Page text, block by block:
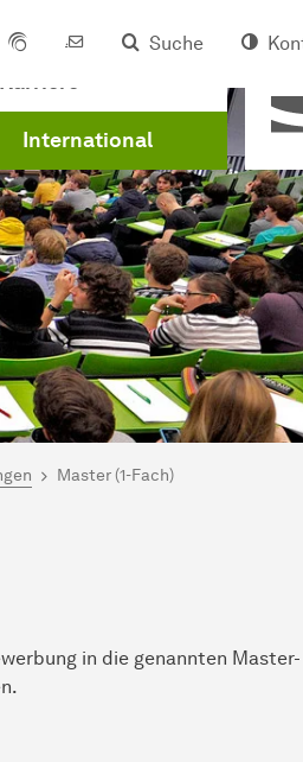
Suche
International
Master (1-Fach)
in die genannten Master-